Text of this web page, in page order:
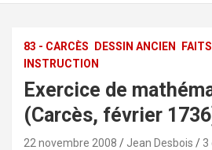
83 - CARCÈS DESSIN ANCIEN
INSTRUCTION
Exercice de
(Carcès, février
22 novembre 2008 Jean Desbois 3